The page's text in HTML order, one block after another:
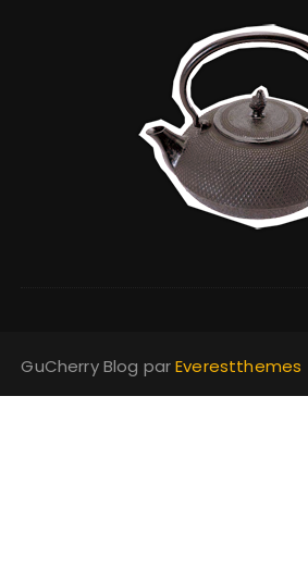
GuCherry Blog parEverestthemes